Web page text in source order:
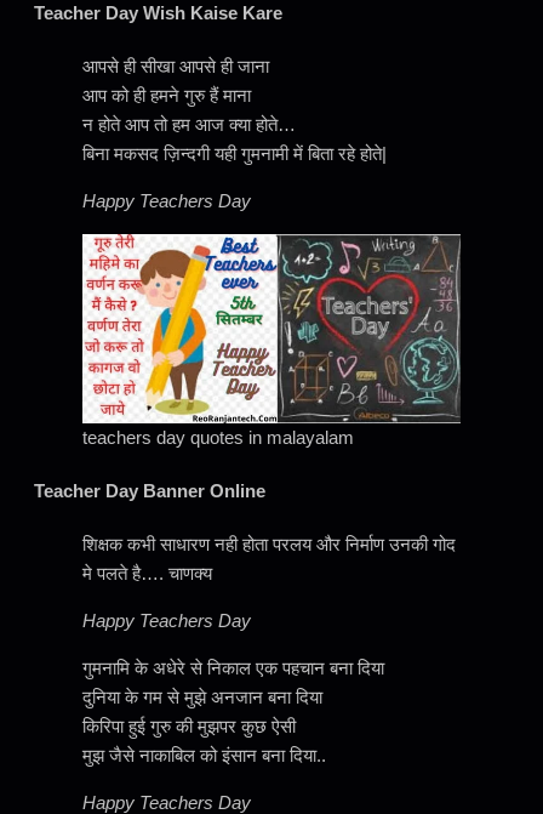
Teacher Day Wish Kaise Kare
आपसे ही सीखा आपसे ही जाना
आप को ही हमने गुरु हैं माना
न होते आप तो हम आज क्या होते…
बिना मकसद ज़िन्दगी यही गुमनामी में बिता रहे होते|
Happy Teachers Day
teachers day quotes in malayalam
Teacher Day Banner Online
शिक्षक कभी साधारण नही होता परलय और निर्माण उनकी गोद
मे पलते है…. चाणक्य
Happy Teachers Day
गुमनामि के अधेरे से निकाल एक पहचान बना दिया
दुनिया के गम से मुझे अनजान बना दिया
किरिपा हुई गुरु की मुझपर कुछ ऐसी
मुझ जैसे नाकाबिल को इंसान बना दिया..
Happy Teachers Day